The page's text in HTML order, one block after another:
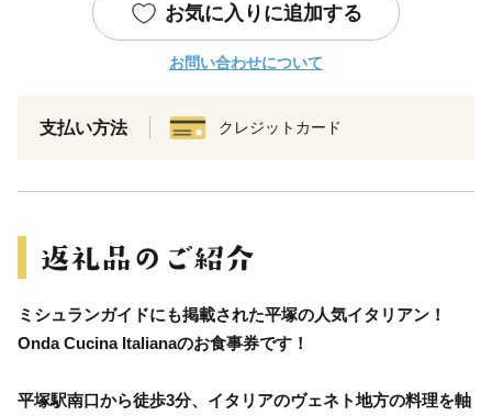
お気に入りに追加する
お問い合わせについて
支払い方法 クレジットカード
ミシュランガイドにも掲載された平塚の人気イタリアン！
Onda Cucina Italianaのお食事券です！
平塚駅南口から徒歩3分、イタリアのヴェネト地方の料理を軸